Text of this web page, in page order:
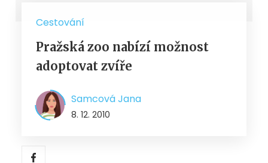
Cestování
Pražská zoo nabízí možnost
adoptovat zvíře
Samcová Jana
8. 12. 2010